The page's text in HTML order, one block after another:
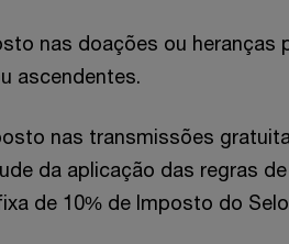
nas doações ou heranças
ascendentes.
nas transmissões
da aplicação das regras
de 10% de Imposto do